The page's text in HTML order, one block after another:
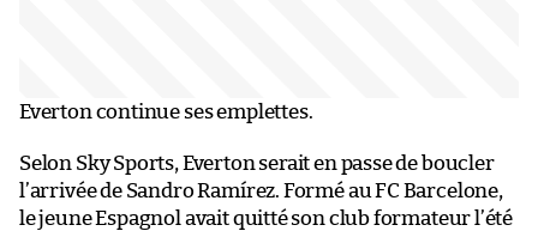
Everton continue ses emplettes.
Selon Sky Sports, Everton serait en passe de boucler
l’arrivée de Sandro Ramírez. Formé au FC Barcelone,
le jeune Espagnol avait quitté son club formateur l’été